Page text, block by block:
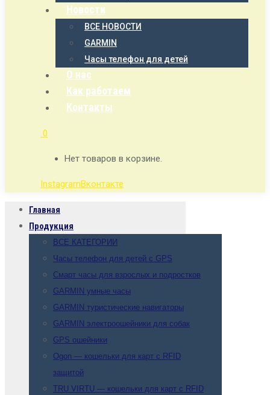
Новости
ВСЕ НОВОСТИ
GARMIN
Часы телефон для детей
О нас
Как работаем
Контакты
0
Нет товаров в корзине.
InstagramВконтакте
Главная
Продукция
ВСЕ КАТЕГОРИИ
Часы телефон для детей с GPS
Смарт часы для взрослых и подростков
GARMIN умные часы
GARMIN туристические навигаторы
GARMIN электроошейники для собак
GPS ошейники
Ogon — кошельки для карт с RFID
защитой
TRU VIRTU — кошельки для карт с RFID